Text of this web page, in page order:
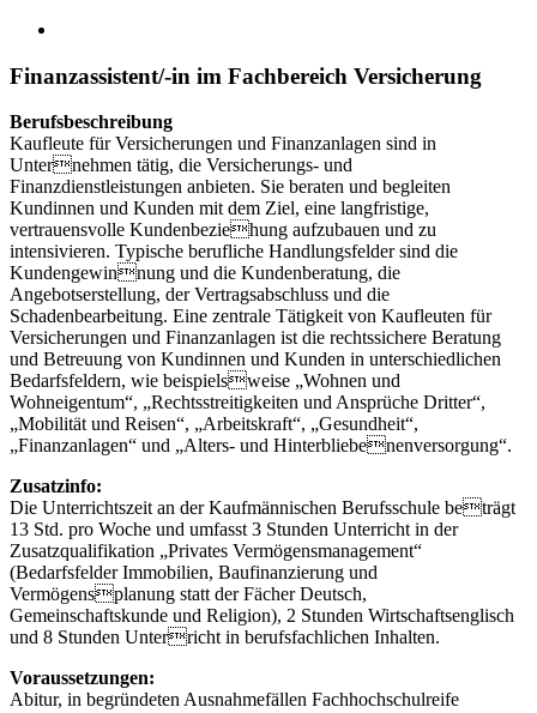
Finanzassistent/-in im Fachbereich Versicherung
Berufsbeschreibung
Kaufleute für Versicherungen und Finanzanlagen sind in
Unternehmen tätig, die Versicherungs- und
Finanzdienstleistungen anbieten. Sie beraten und begleiten
Kundinnen und Kunden mit dem Ziel, eine langfristige,
vertrauensvolle Kundenbeziehung aufzubauen und zu
intensivieren. Typische berufliche Handlungsfelder sind die
Kundengewinnung und die Kundenberatung, die
Angebotserstellung, der Vertragsabschluss und die
Schadenbearbeitung. Eine zentrale Tätigkeit von Kaufleuten für
Versicherungen und Finanzanlagen ist die rechtssichere Beratung
und Betreuung von Kundinnen und Kunden in unterschiedlichen
Bedarfsfeldern, wie beispielsweise „Wohnen und
Wohneigentum“, „Rechtsstreitigkeiten und Ansprüche Dritter“,
„Mobilität und Reisen“, „Arbeitskraft“, „Gesundheit“,
„Finanzanlagen“ und „Alters- und Hinterbliebenenversorgung“.
Zusatzinfo:
Die Unterrichtszeit an der Kaufmännischen Berufsschule beträgt
13 Std. pro Woche und umfasst 3 Stunden Unterricht in der
Zusatzqualifikation „Privates Vermögensmanagement“
(Bedarfsfelder Immobilien, Baufinanzierung und
Vermögensplanung statt der Fächer Deutsch,
Gemeinschaftskunde und Religion), 2 Stunden Wirtschaftsenglisch
und 8 Stunden Unterricht in berufsfachlichen Inhalten.
Voraussetzungen:
Abitur, in begründeten Ausnahmefällen Fachhochschulreife